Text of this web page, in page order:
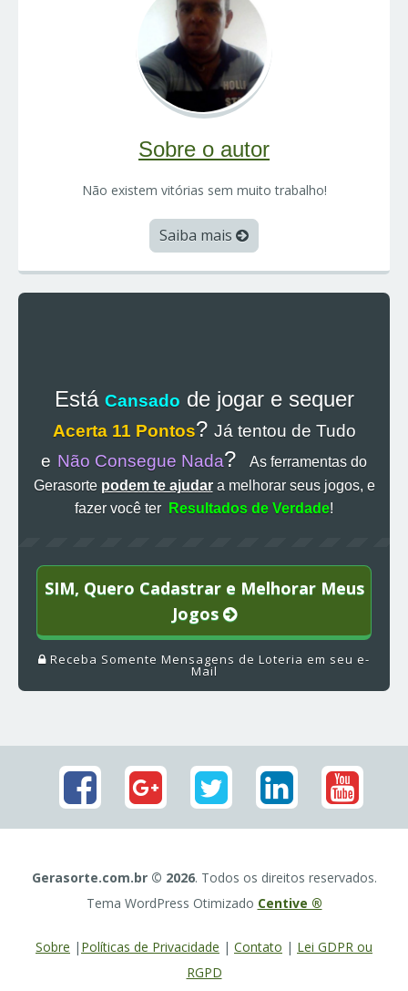
Sobre o autor
Não existem vitórias sem muito trabalho!
Saiba mais
Está Cansado de jogar e sequer
Acerta 11 Pontos? Já tentou de Tudo
e Não Consegue Nada?
As ferramentas do
Gerasorte podem te ajudara melhorar seus jogos, e
fazer você ter
Resultados de Verdade!
SIM, Quero Cadastrar e Melhorar Meus
Jogos
Receba Somente Mensagens de Loteria em seu e-
Mail
Gerasorte.com.br © 2026. Todos os direitos reservados.
Tema WordPress Otimizado Centive ®
Sobre | Políticas de Privacidade | Contato | Lei GDPR ou
RGPD